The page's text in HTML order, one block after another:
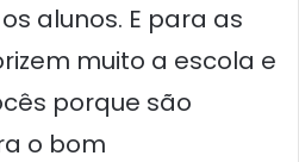
alunos. E para as
muito a escola e
porque são
o bom